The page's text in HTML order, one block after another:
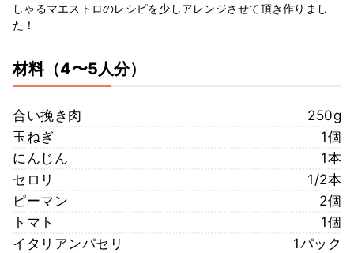
しゃるマエストロのレシピを少しアレンジさせて頂き作りまし
た！
材料（4〜5人分）
合い挽き肉
250g
玉ねぎ
1個
にんじん
1本
セロリ
1/2本
ピーマン
2個
トマト
1個
イタリアンパセリ
1パック